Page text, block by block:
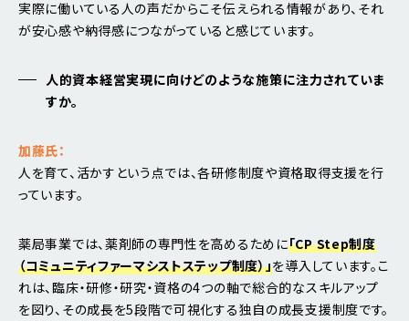
実際に働いている人の声だからこそ伝えられる情報があり、それ
が安心感や納得感につながっていると感じています。
人的資本経営実現に向けどのような施策に注力されていま
すか。
加藤氏：
人を育て、活かすという点では、各研修制度や資格取得支援を行
っています。
薬局事業では、薬剤師の専門性を高めるために「CP Step制度
（コミュニティファーマシストステップ制度）」を導入しています。こ
れは、臨床・研修・研究・資格の4つの軸で総合的なスキルアップ
を図り、その成長を5段階で可視化する独自の成長支援制度です。